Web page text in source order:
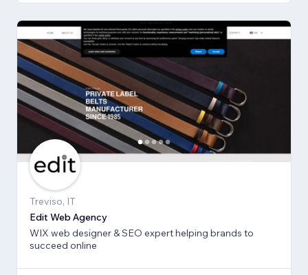
Treviso, IT
Edit Web Agency
WIX web designer & SEO expert helping brands to
succeed online